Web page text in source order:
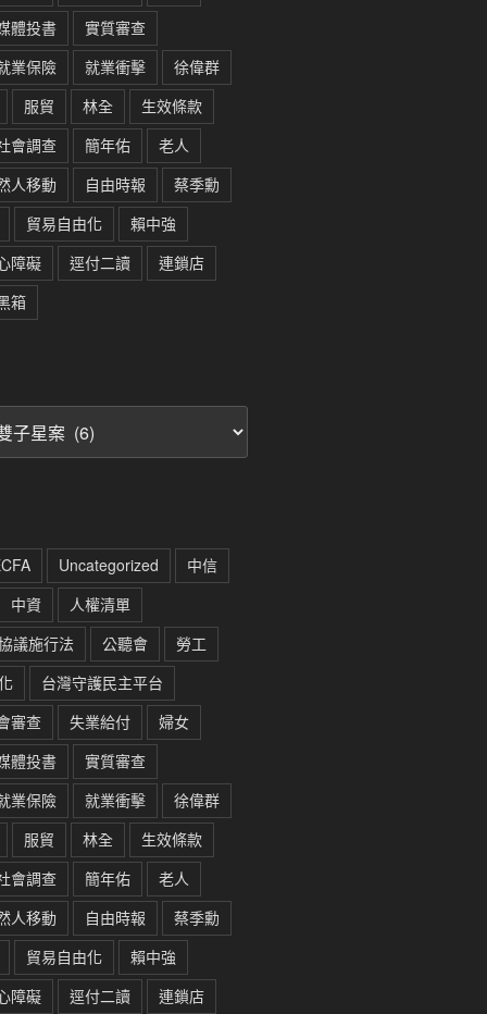
體投書
實質審查
業保險
就業衝擊
徐偉群
服貿
林全
生效條款
會調查
簡年佑
老人
人移動
自由時報
蔡季勳
貿易自由化
賴中強
障礙
逕付二讀
連鎖店
箱
Uncategorized
中信
中資
人權清單
議施行法
公聽會
勞工
台灣守護民主平台
審查
失業給付
婦女
體投書
實質審查
業保險
就業衝擊
徐偉群
服貿
林全
生效條款
會調查
簡年佑
老人
人移動
自由時報
蔡季勳
貿易自由化
賴中強
障礙
逕付二讀 連鎖店